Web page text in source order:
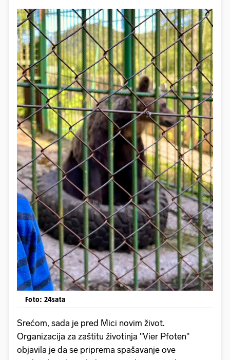
Foto: 24sata
Srećom, sada je pred Mici novim život.
Organizacija za zaštitu životinja "Vier Pfoten"
objavila je da se priprema spašavanje ove